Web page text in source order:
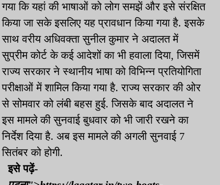
गया कि यहां की भाषाओं को लोग समझें और इसे संरक्षित
किया जा सके इसलिए यह प्रावधान किया गया है. इसके
साथ वरीय अधिवक्ता सुनील कुमार ने अदालत में
सुप्रीम कोर्ट के कई आदेशों का भी हवाला दिया, जिसमें
राज्य सरकार ने स्थानीय भाषा को विभिन्न प्रतियोगिता
परीक्षाओं में शामिल किया गया है. राज्य सरकार की ओर
से सोमवार को लंबी बहस हुई. जिसके बाद अदालत ने
इस मामले की सुनवाई बुधवार को भी जारी रखने का
निर्देश दिया है. अब इस मामले की अगली सुनवाई 7
सितंबर को होगी.
इसे पढ़ें-